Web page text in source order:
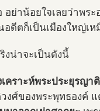
อย่าน้อยใจเลยว่าพระ
อดีตก็เป็นเมืองใหญ่เ
งน่าจะเป็นดังนี้
เคราะห์พระประยุรญา
งศ์ของพระพุทธองค์